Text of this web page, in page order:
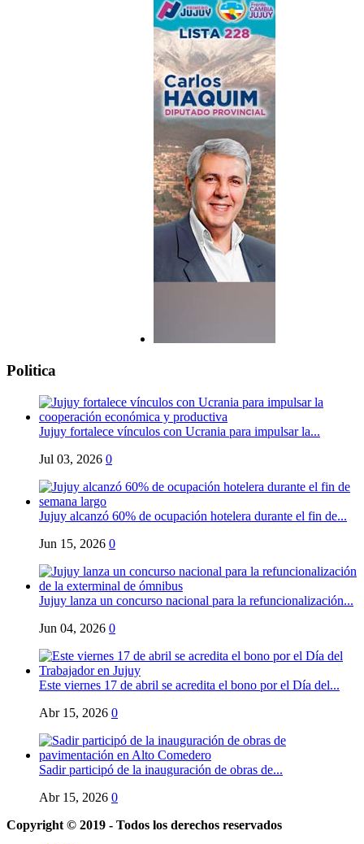
Politica
Jujuy fortalece vínculos con Ucrania para impulsar la...
Jul 03, 2026 0
Jujuy alcanzó 60% de ocupación hotelera durante el fin de...
Jun 15, 2026 0
Jujuy lanza un concurso nacional para la refuncionalización...
Jun 04, 2026 0
Este viernes 17 de abril se acredita el bono por el Día del...
Abr 15, 2026 0
Sadir participó de la inauguración de obras de...
Abr 15, 2026 0
Copyright © 2019 - Todos los derechos reservados